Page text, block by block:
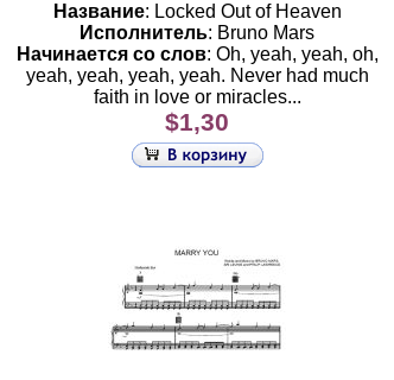
Название: Locked Out of Heaven
Исполнитель: Bruno Mars
Начинается со слов: Oh, yeah, yeah, oh,
yeah, yeah, yeah, yeah. Never had much
faith in love or miracles...
$1,30